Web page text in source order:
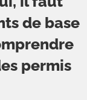
de base
permis